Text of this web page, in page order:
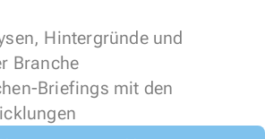
Hintergründe und
Branche
Briefings mit den